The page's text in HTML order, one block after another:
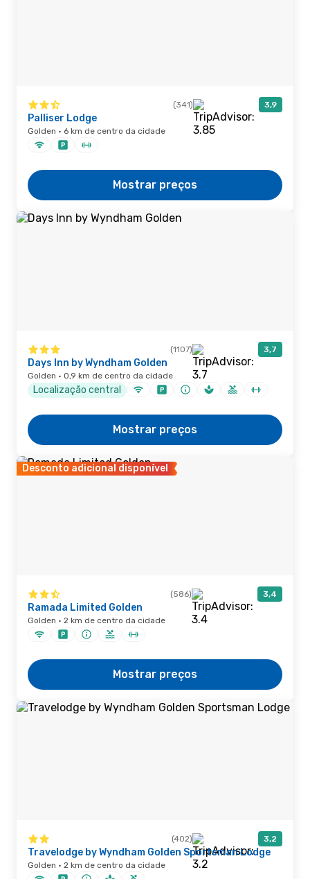
(341) 3,9
Palliser Lodge
Golden · 6 km de centro da cidade
Mostrar preços
(1107) 3,7
Days Inn by Wyndham Golden
Golden · 0,9 km de centro da cidade
Localização central
Mostrar preços
Desconto adicional disponível
(586) 3,4
Ramada Limited Golden
Golden · 2 km de centro da cidade
Mostrar preços
(402) 3,2
Travelodge by Wyndham Golden Sportsman Lodge
Golden · 2 km de centro da cidade